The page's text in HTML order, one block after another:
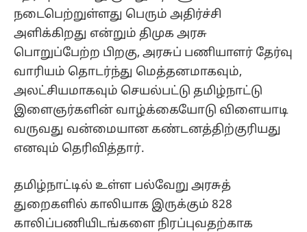
நடைபெற்றுள்ளது பெரும் அதிர்ச்சி
அளிக்கிறது என்றும் திமுக அரசு
பொறுப்பேற்ற பிறகு, அரசுப் பணியாளர் தேர்வு
வாரியம் தொடர்ந்து மெத்தனமாகவும்,
அலட்சியமாகவும் செயல்பட்டு தமிழ்நாட்டு
இளைஞர்களின் வாழ்க்கையோடு விளையாடி
வருவது வன்மையான கண்டனத்திற்குரியது
எனவும் தெரிவித்தார்.
தமிழ்நாட்டில் உள்ள பல்வேறு அரசுத்
துறைகளில் காலியாக இருக்கும் 828
காலிப்பணியிடங்களை நிரப்புவதற்காக